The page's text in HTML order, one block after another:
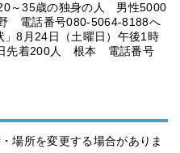
～35歳の独身の人 男性5000
電話番号080-5064-8188へ
」8月24日（土曜日）午後1時
先着200人 根本 電話番号
場所を変更する場合がありま